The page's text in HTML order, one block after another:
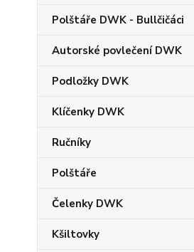
Polštáře DWK - Bullčičáci
Autorské povlečení DWK
Podložky DWK
Klíčenky DWK
Ručníky
Polštáře
Čelenky DWK
Kšiltovky